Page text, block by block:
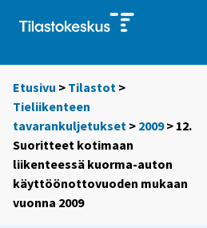
Etusivu > Tilastot >
Tieliikenteen
tavarankuljetukset > 2009> 12.
Suoritteet kotimaan
liikenteessä kuorma-auton
käyttöönottovuoden mukaan
vuonna 2009